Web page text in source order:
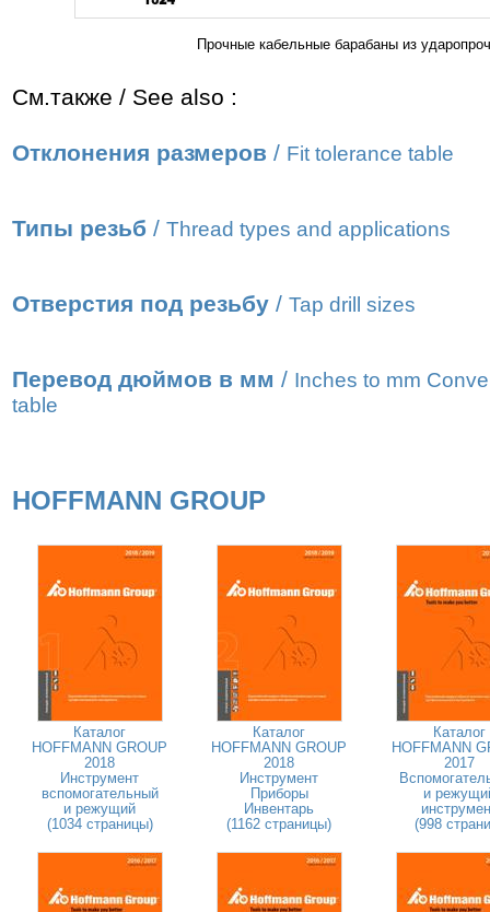
Прочные кабельные барабаны из
См.также / See also :
Отклонения размеров / Fit tolerance table
Типы резьб / Thread types and applications
Отверстия под резьбу / Tap drill sizes
Перевод дюймов в мм / Inches to mm
table
HOFFMANN GROUP
Каталог
HOFFMANN GROUP
2018
Инструмент
вспомогательный
и режущий
(1034 страницы)
Каталог
HOFFMANN GROUP
2018
Инструмент
Приборы
Инвентарь
(1162 страницы)
Каталог
HOFFMANN
2017
и
(998